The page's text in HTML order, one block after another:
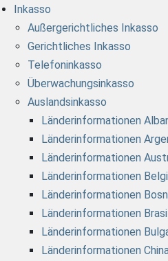
Inkasso
Außergerichtliches Inkasso
Gerichtliches Inkasso
Telefoninkasso
Überwachungsinkasso
Auslandsinkasso
Länderinformationen
Länderinformationen
Länderinformationen
Länderinformationen
Länderinformationen
Länderinformationen
Länderinformationen
Länderinformationen